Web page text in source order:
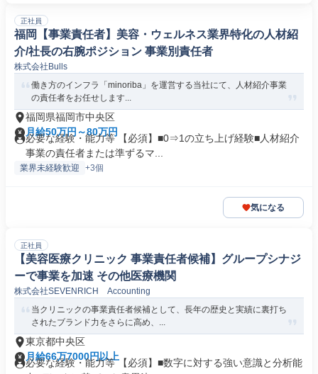
正社員
福岡【事業責任者】美容・ウェルネス業界特化の人材紹
介/社長の右腕ポジション 事業別責任者
株式会社Bulls
働き方のインフラ「minoriba」を運営する当社にて、人材紹介事業
の責任者をお任せします...
福岡県福岡市中央区
月給50万円～80万円
必要な経験・能力等 【必須】■0⇒1の立ち上げ経験■人材紹介
事業の責任者または準ずるマ...
業界未経験歓迎 +3個
気になる
正社員
【美容医療クリニック 事業責任者候補】グループシナジ
ーで事業を加速 その他医療機関
株式会社SEVENRICH Accounting
当クリニックの事業責任者候補として、長年の歴史と実績に裏打ち
されたブランド力をさらに高め、...
東京都中央区
月給66万7000円以上
必要な経験・能力等 【必須】■数字に対する強い意識と分析能